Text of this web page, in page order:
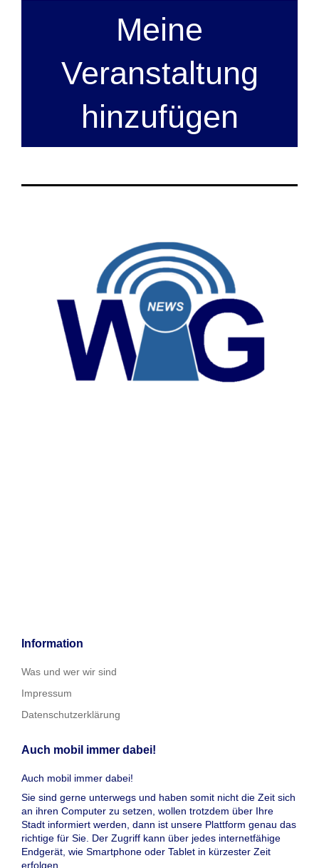
Meine
Veranstaltung
hinzufügen
Information
Was und wer wir sind
Impressum
Datenschutzerklärung
Auch mobil immer dabei!
Auch mobil immer dabei!
Sie sind gerne unterwegs und haben somit nicht die Zeit sich
an ihren Computer zu setzen, wollen trotzdem über Ihre
Stadt informiert werden, dann ist unsere Plattform genau das
richtige für Sie. Der Zugriff kann über jedes internetfähige
Endgerät, wie Smartphone oder Tablet in kürzester Zeit
erfolgen.